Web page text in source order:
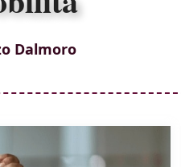
Dalmoro